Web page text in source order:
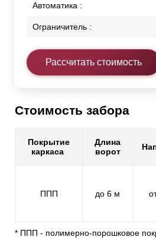
Автоматика :
Ограничитель :
Рассчитать стоимость
Стоимость забора
Покрытие
каркаса
Длина
ворот
ППП до 6 м
* ППП - полимерно-порошковое